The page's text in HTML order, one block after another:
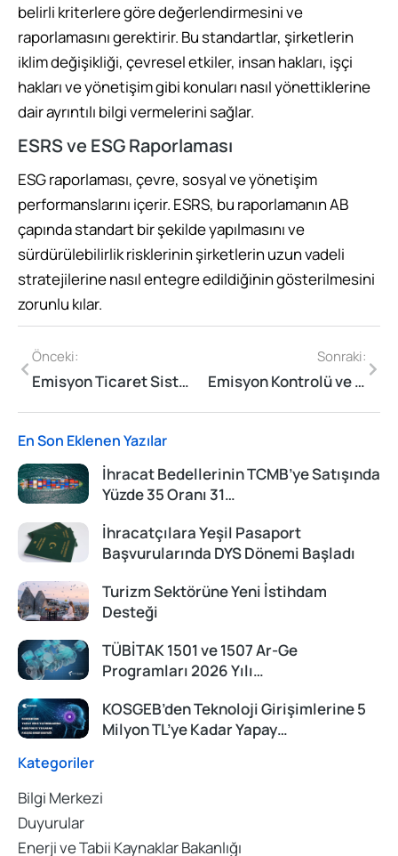
belirli kriterlere göre değerlendirmesini ve
raporlamasını gerektirir. Bu standartlar, şirketlerin
iklim değişikliği, çevresel etkiler, insan hakları, işçi
hakları ve yönetişim gibi konuları nasıl yönettiklerine
dair ayrıntılı bilgi vermelerini sağlar.
ESRS ve ESG Raporlaması
ESG raporlaması, çevre, sosyal ve yönetişim
performanslarını içerir. ESRS, bu raporlamanın AB
çapında standart bir şekilde yapılmasını ve
sürdürülebilirlik risklerinin şirketlerin uzun vadeli
stratejilerine nasıl entegre edildiğinin gösterilmesini
zorunlu kılar.
Önceki:
Emisyon Ticaret Sistemi Nedir?
Sonraki:
Emisyon Kontrolü ve Yönetimi Nedir?
En Son Eklenen Yazılar
İhracat Bedellerinin TCMB’ye Satışında
Yüzde 35 Oranı 31…
İhracatçılara Yeşil Pasaport
Başvurularında DYS Dönemi Başladı
Turizm Sektörüne Yeni İstihdam
Desteği
TÜBİTAK 1501 ve 1507 Ar-Ge
Programları 2026 Yılı…
KOSGEB’den Teknoloji Girişimlerine 5
Milyon TL’ye Kadar Yapay…
Kategoriler
Bilgi Merkezi
Duyurular
Enerji ve Tabii Kaynaklar Bakanlığı